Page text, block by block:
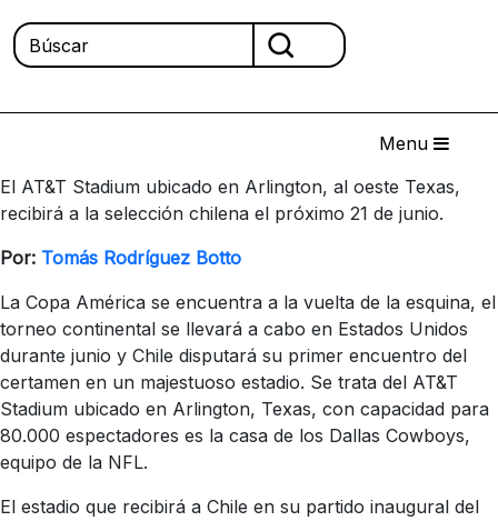
Menu
El AT&T Stadium ubicado en Arlington, al oeste Texas,
recibirá a la selección chilena el próximo 21 de junio.
Por: Tomás Rodríguez Botto
La Copa América se encuentra a la vuelta de la esquina, el
torneo continental se llevará a cabo en Estados Unidos
durante junio y Chile disputará su primer encuentro del
certamen en un majestuoso estadio. Se trata del AT&T
Stadium ubicado en Arlington, Texas, con capacidad para
80.000 espectadores es la casa de los Dallas Cowboys,
equipo de la NFL.
El estadio que recibirá a Chile en su partido inaugural del